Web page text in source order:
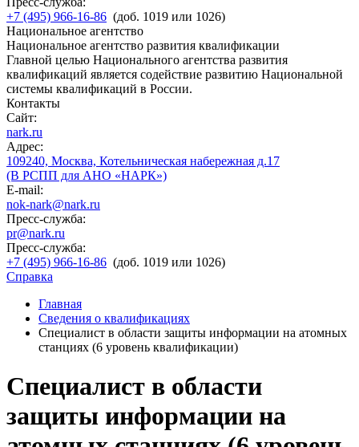
+7 (495) 966-16-86 (доб. 1019 или 1026)
Национальное агентство
Национальное агентство развития квалификации
Главной целью Национального агентства развития
квалификаций является содействие развитию Национальной
системы квалификаций в России.
Контакты
Сайт:
nark.ru
Адрес:
109240, Москва, Котельническая набережная д.17
(В РСПП для АНО «НАРК»)
E-mail:
nok-nark@nark.ru
Пресс-служба:
pr@nark.ru
Пресс-служба:
+7 (495) 966-16-86 (доб. 1019 или 1026)
Справка
Главная
Сведения о квалификациях
Специалист в области защиты информации на атомных
станциях (6 уровень квалификации)
Специалист в области
защиты информации на